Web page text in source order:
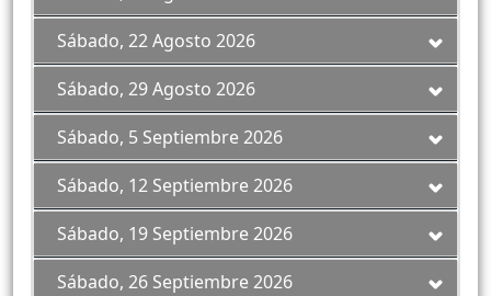
Sábado, 22 Agosto 2026
Sábado, 29 Agosto 2026
Sábado, 5 Septiembre 2026
Sábado, 12 Septiembre 2026
Sábado, 19 Septiembre 2026
Sábado, 26 Septiembre 2026